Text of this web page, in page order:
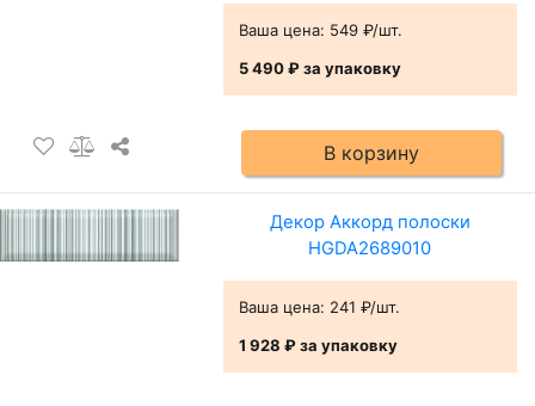
Ваша цена: 549 ₽/шт.
5 490 ₽за упаковку
В корзину
Декор Аккорд полоски
HGDA2689010
Ваша цена: 241 ₽/шт.
1 928 ₽за упаковку